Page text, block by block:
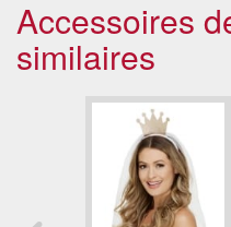
Accessoires
similaires